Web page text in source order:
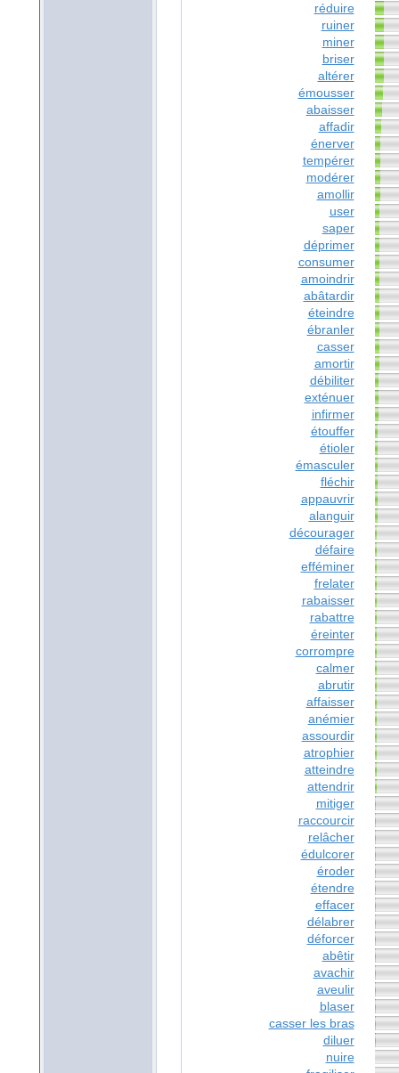
réduire
ruiner
miner
briser
altérer
émousser
abaisser
affadir
énerver
tempérer
modérer
amollir
user
saper
déprimer
consumer
amoindrir
abâtardir
éteindre
ébranler
casser
amortir
débiliter
exténuer
infirmer
étouffer
étioler
émasculer
fléchir
appauvrir
alanguir
décourager
défaire
efféminer
frelater
rabaisser
rabattre
éreinter
corrompre
calmer
abrutir
affaisser
anémier
assourdir
atrophier
atteindre
attendrir
mitiger
raccourcir
relâcher
édulcorer
éroder
étendre
effacer
délabrer
déforcer
abêtir
avachir
aveulir
blaser
casser les bras
diluer
nuire